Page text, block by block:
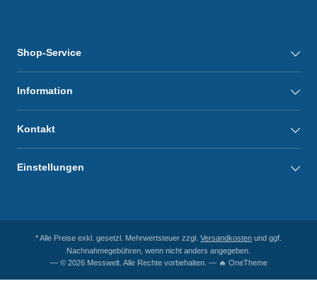
Shop-Service
Information
Kontakt
Einstellungen
* Alle Preise exkl. gesetzl. Mehrwertsteuer zzgl. Versandkosten und ggf.
Nachnahmegebühren, wenn nicht anders angegeben.
— © 2026 Messwelt. Alle Rechte vorbehalten. — 🔥 OneTheme